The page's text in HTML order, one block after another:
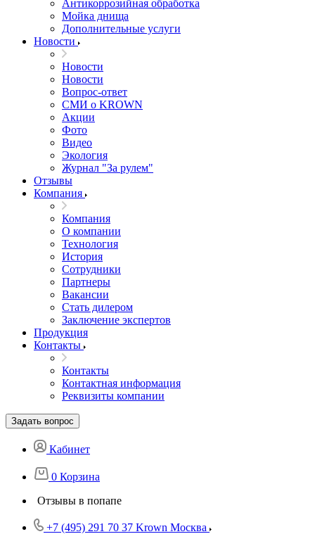
Антикоррозийная обработка
Мойка днища
Дополнительные услуги
Новости
Новости
Новости
Вопрос-ответ
СМИ о KROWN
Акции
Фото
Видео
Экология
Журнал "За рулем"
Отзывы
Компания
Компания
О компании
Технология
История
Сотрудники
Партнеры
Вакансии
Стать дилером
Заключение экспертов
Продукция
Контакты
Контакты
Контактная информация
Реквизиты компании
Задать вопрос
Кабинет
0 Корзина
Отзывы в попапе
+7 (495) 291 70 37 Krown Москва